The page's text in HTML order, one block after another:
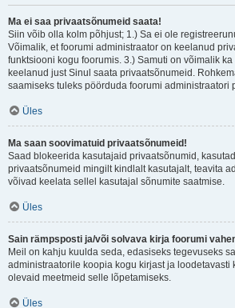
Ma ei saa privaatsõnumeid saata!
Siin võib olla kolm põhjust; 1.) Sa ei ole
Võimalik, et foorumi administraator on keelanud
funktsiooni kogu foorumis. 3.) Samuti on võimalik
keelanud just Sinul saata privaatsõnumeid.
saamiseks tuleks pöörduda foorumi administraatori
Üles
Ma saan soovimatuid privaatsõnumeid!
Saad blokeerida kasutajaid privaatsõnumid,
privaatsõnumeid mingilt kindlalt kasutajalt, teavita
võivad keelata sellel kasutajal sõnumite saatmise.
Üles
Sain rämpsposti ja/või solvava kirja foorumi
Meil on kahju kuulda seda, edasiseks tegevuseks
administraatorile koopia kogu kirjast ja loodetavasti
olevaid meetmeid selle lõpetamiseks.
Üles